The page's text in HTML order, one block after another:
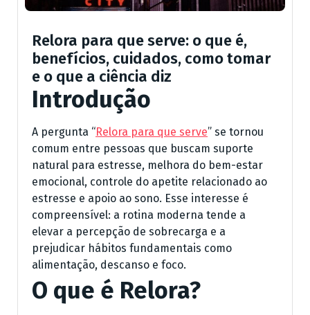
Relora para que serve: o que é,
benefícios, cuidados, como tomar
e o que a ciência diz
Introdução
A pergunta “Relora para que serve” se tornou
comum entre pessoas que buscam suporte
natural para estresse, melhora do bem-estar
emocional, controle do apetite relacionado ao
estresse e apoio ao sono. Esse interesse é
compreensível: a rotina moderna tende a
elevar a percepção de sobrecarga e a
prejudicar hábitos fundamentais como
alimentação, descanso e foco.
O que é Relora?